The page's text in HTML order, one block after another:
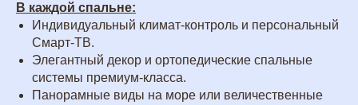
В каждой спальне:
Индивидуальный климат-контроль и персональный
Смарт-ТВ.
Элегантный декор и ортопедические спальные
системы премиум-класса.
Панорамные виды на море или величественные